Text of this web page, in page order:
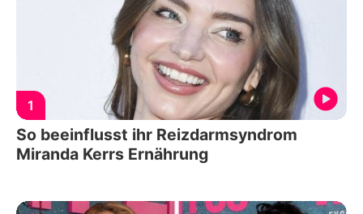
1
So beeinflusst ihr Reizdarmsyndrom
Miranda Kerrs Ernährung